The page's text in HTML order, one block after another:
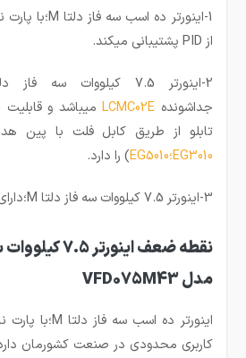
از PID پشتیبانی میکند.
جداشونده LCMC02Eمیباشد و
تابلو از طریق کابل فلت با پین هدر
EG3010؛EG5010) را دارد.
3-اینورتر 7.5 کیلووات سه فاز دلتا M؛دارای ولوم میباشد.
مدل VFD075M43
کاربری محدودی در صنعت کشورمان